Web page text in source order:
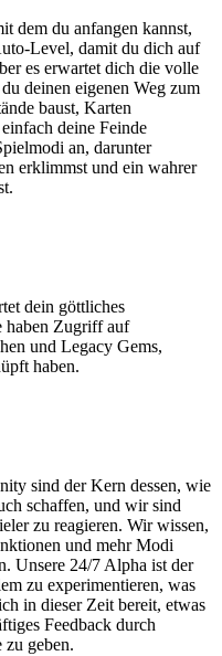
dem du anfangen kannst,
Level, damit du dich auf
es erwartet dich die volle
deinen eigenen Weg zum
baust, Karten
deine Feinde
an, darunter
erklimmst und ein wahrer
dein göttliches
haben Zugriff auf
und Legacy Gems,
haben.
sind der Kern dessen, wie
schaffen, und wir sind
zu reagieren. Wir wissen,
und mehr Modi
Unsere 24/7 Alpha ist der
zu experimentieren, was
in dieser Zeit bereit, etwas
Feedback durch
zu geben.